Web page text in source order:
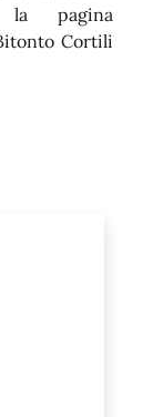
pagina
Cortili